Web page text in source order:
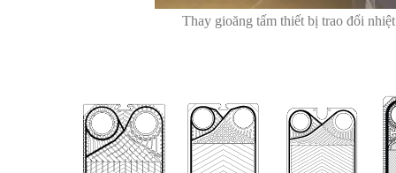
Thay gioăng tấm thiết bị trao đổi